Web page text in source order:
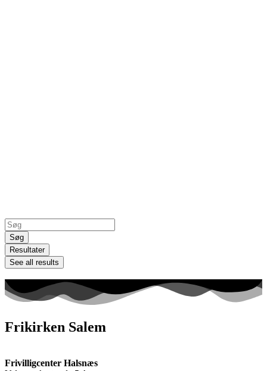
Search
...Søg
Resultater
See all results
Frikirken Salem
Frivilligcenter Halsnæs